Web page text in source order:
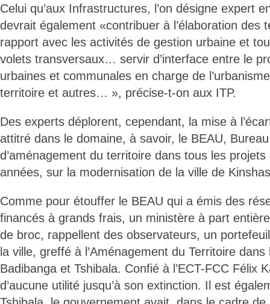
Celui qu’aux Infrastructures, l’on désigne expert
devrait également «contribuer à l’élaboration des
rapport avec les activités de gestion urbaine et
volets transversaux… servir d’interface entre le
urbaines et communales en charge de
territoire et autres… », précise-t-on aux ITP.
Des experts déplorent, cependant, la mise à
attitré dans le domaine, à savoir, le BEAU, Bureau
d’aménagement du territoire dans tous les
années, sur la modernisation de la ville de
Comme pour étouffer le BEAU qui a émis des
financés à grands frais, un ministère à part
de broc, rappellent des observateurs, un
la ville, greffé à l’Aménagement du Territoire
Badibanga et Tshibala. Confié à l’ECT-FCC Félix
d’aucune utilité jusqu’à son extinction. Il est